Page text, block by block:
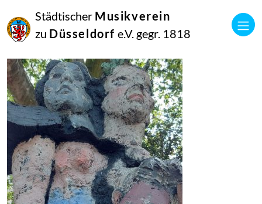
Städtischer Musikverein
zu Düsseldorf e.V. gegr. 1818
Juni
2023
Manfred Hill